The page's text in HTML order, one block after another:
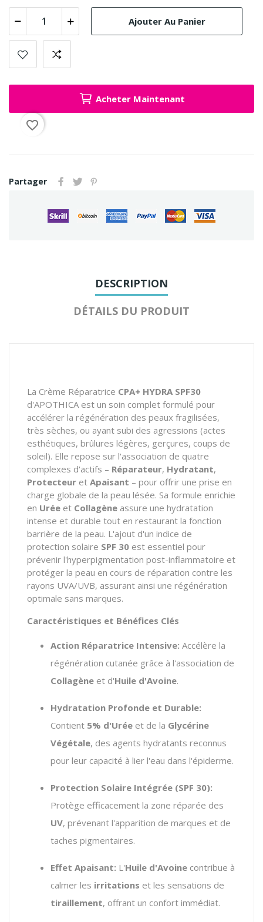
Ajouter Au Panier
Acheter Maintenant
favorite_border
Partager
DESCRIPTION
DÉTAILS DU PRODUIT
La Crème Réparatrice CPA+ HYDRA SPF30
d'APOTHICA est un soin complet formulé pour
accélérer la régénération des peaux fragilisées,
très sèches, ou ayant subi des agressions (actes
esthétiques, brûlures légères, gerçures, coups de
soleil). Elle repose sur l'association de quatre
complexes d'actifs – Réparateur, Hydratant,
Protecteur et Apaisant – pour offrir une prise en
charge globale de la peau lésée. Sa formule enrichie
en Urée et Collagène assure une hydratation
intense et durable tout en restaurant la fonction
barrière de la peau. L'ajout d'un indice de
protection solaire SPF 30 est essentiel pour
prévenir l'hyperpigmentation post-inflammatoire et
protéger la peau en cours de réparation contre les
rayons UVA/UVB, assurant ainsi une régénération
optimale sans marques.
Caractéristiques et Bénéfices Clés
Action Réparatrice Intensive: Accélère la
régénération cutanée grâce à l'association de
Collagène et d'Huile d'Avoine.
Hydratation Profonde et Durable:
Contient 5% d'Urée et de la Glycérine
Végétale, des agents hydratants reconnus
pour leur capacité à lier l'eau dans l'épiderme.
Protection Solaire Intégrée (SPF 30):
Protège efficacement la zone réparée des
UV, prévenant l'apparition de marques et de
taches pigmentaires.
Effet Apaisant: L'Huile d'Avoine contribue à
calmer les irritations et les sensations de
tiraillement, offrant un confort immédiat.